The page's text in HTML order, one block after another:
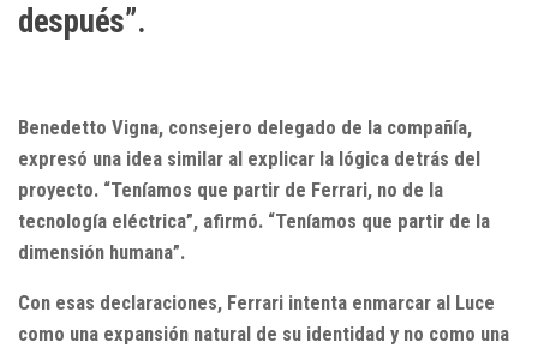
después”.
Benedetto Vigna, consejero delegado de la compañía,
expresó una idea similar al explicar la lógica detrás del
proyecto. “Teníamos que partir de Ferrari, no de la
tecnología eléctrica”, afirmó. “Teníamos que partir de la
dimensión humana”.
Con esas declaraciones, Ferrari intenta enmarcar al Luce
como una expansión natural de su identidad y no como una